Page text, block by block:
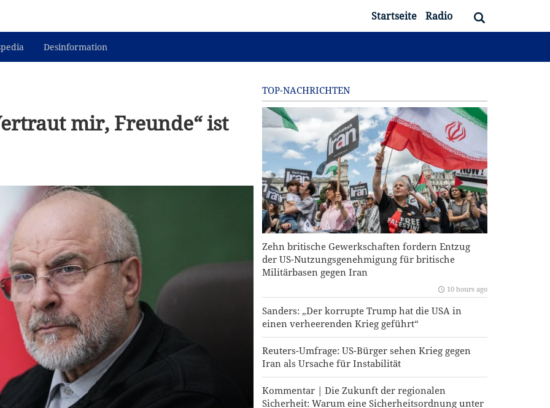
Startseite Radio
Desinformation
mir, Freunde“ ist
TOP-NACHRICHTEN
Zehn britische Gewerkschaften fordern Entzug
der US-Nutzungsgenehmigung für britische
Militärbasen gegen Iran
10 hours ago
Sanders: „Der korrupte Trump hat die USA in
einen verheerenden Krieg geführt“
Reuters-Umfrage: US-Bürger sehen Krieg gegen
Iran als Ursache für Instabilität
Kommentar | Die Zukunft der regionalen
Sicherheit: Warum eine Sicherheitsordnung unter